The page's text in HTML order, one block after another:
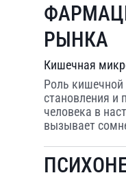
РЫНКА
Кишечная
Роль
становления и
человека в
вызывает